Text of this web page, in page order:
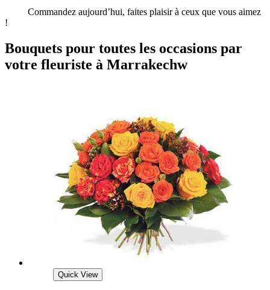
Commandez aujourd’hui, faites plaisir à ceux que vous aimez
!
Bouquets pour toutes les occasions par
votre fleuriste à Marrakechw
Quick View